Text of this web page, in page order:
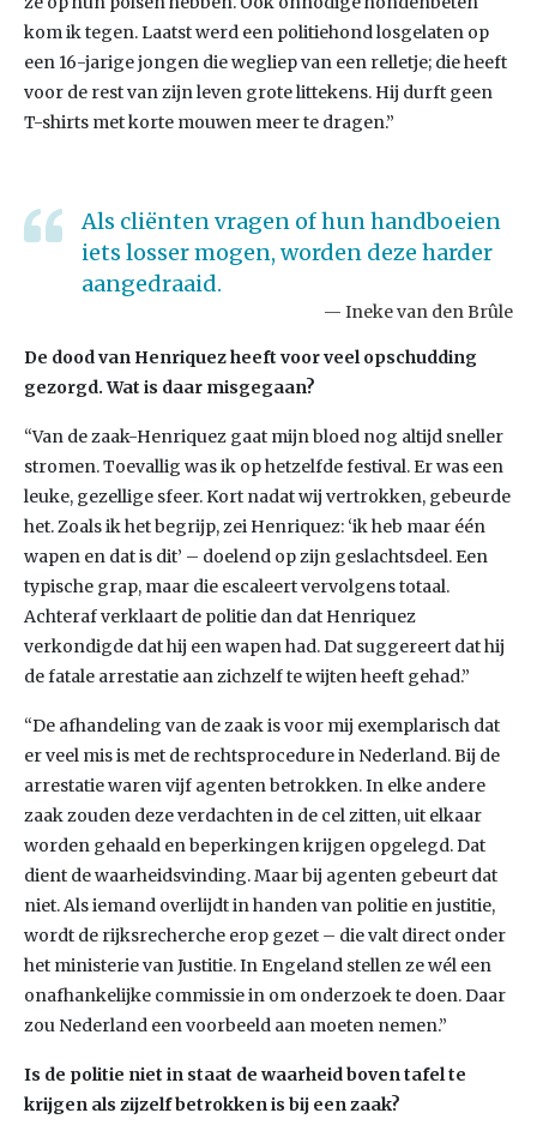
kom ik tegen. Laatst werd een politiehond losgelaten op
een 16-jarige jongen die wegliep van een relletje; die heeft
voor de rest van zijn leven grote littekens. Hij durft geen
T-shirts met korte mouwen meer te dragen.”
Als cliënten vragen of hun handboeien
iets losser mogen, worden deze harder
aangedraaid.
Ineke van den Brûle
De dood van Henriquez heeft voor veel opschudding
gezorgd. Wat is daar misgegaan?
“Van de zaak-Henriquez gaat mijn bloed nog altijd sneller
stromen. Toevallig was ik op hetzelfde festival. Er was een
leuke, gezellige sfeer. Kort nadat wij vertrokken, gebeurde
het. Zoals ik het begrijp, zei Henriquez: ‘ik heb maar één
wapen en dat is dit’ – doelend op zijn geslachtsdeel. Een
typische grap, maar die escaleert vervolgens totaal.
Achteraf verklaart de politie dan dat Henriquez
verkondigde dat hij een wapen had. Dat suggereert dat hij
de fatale arrestatie aan zichzelf te wijten heeft gehad.”
“De afhandeling van de zaak is voor mij exemplarisch dat
er veel mis is met de rechtsprocedure in Nederland. Bij de
arrestatie waren vijf agenten betrokken. In elke andere
zaak zouden deze verdachten in de cel zitten, uit elkaar
worden gehaald en beperkingen krijgen opgelegd. Dat
dient de waarheidsvinding. Maar bij agenten gebeurt dat
niet. Als iemand overlijdt in handen van politie en justitie,
wordt de rijksrecherche erop gezet – die valt direct onder
het ministerie van Justitie. In Engeland stellen ze wél een
onafhankelijke commissie in om onderzoek te doen. Daar
zou Nederland een voorbeeld aan moeten nemen.”
Is de politie niet in staat de waarheid boven tafel te
krijgen als zijzelf betrokken is bij een zaak?